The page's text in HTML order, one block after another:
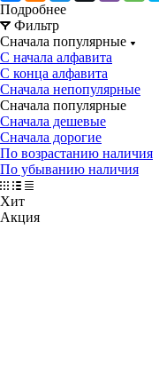
Подробнее
Фильтр
Сначала популярные
С начала алфавита
С конца алфавита
Сначала непопулярные
Сначала популярные
Сначала дешевые
Сначала дорогие
По возрастанию наличия
По убыванию наличия
Хит
Акция